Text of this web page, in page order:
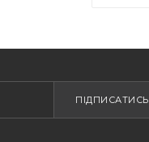
ПІДПИСАТИСЬ